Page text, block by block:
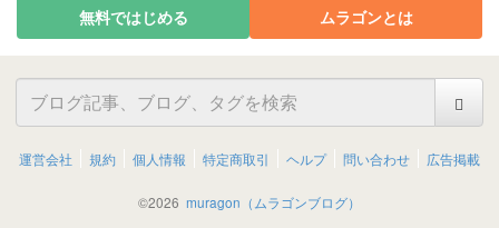
無料ではじめる ムラゴンとは
運営会社 規約 個人情報 特定商取引 ヘルプ 問い合わせ 広告掲載
©2026 muragon（ムラゴンブログ）